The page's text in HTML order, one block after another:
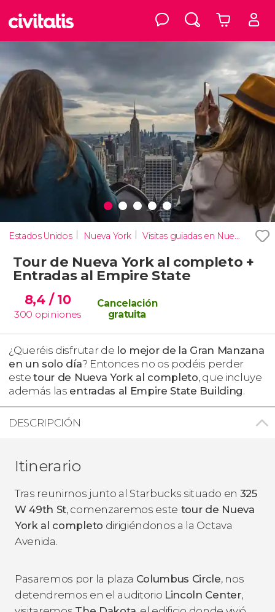
Estados Unidos Nueva York Visitas guiadas en Nueva York
Tour de Nueva York al completo +
Entradas al Empire State
8,4 / 10
300 opiniones
Cancelación
gratuita
¿Queréis disfrutar de lo mejor de la Gran Manzana
en un solo día? Entonces no os podéis perder
estetour de Nueva York al completo, que incluye
además las entradas al Empire State Building.
DESCRIPCIÓN
Itinerario
Tras reunirnos junto al Starbucks situado en 325
W 49th St, comenzaremos este tour de Nueva
York al completo dirigiéndonos a la Octava
Avenida.
Pasaremos por la plaza Columbus Circle, nos
detendremos en el auditorio Lincoln Center,